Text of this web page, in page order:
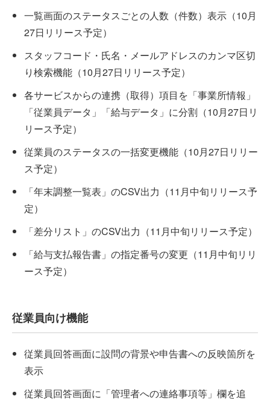
一覧画面のステータスごとの人数（件数）表示（10月
27日リリース予定）
スタッフコード・氏名・メールアドレスのカンマ区切
り検索機能（10月27日リリース予定）
各サービスからの連携（取得）項目を「事業所情報」
「従業員データ」「給与データ」に分割（10月27日リ
リース予定）
従業員のステータスの一括変更機能（10月27日リリー
ス予定）
「年末調整一覧表」のCSV出力（11月中旬リリース予
定）
「差分リスト」のCSV出力（11月中旬リリース予定）
「給与支払報告書」の指定番号の変更（11月中旬リリ
ース予定）
従業員向け機能
従業員回答画面に設問の背景や申告書への反映箇所を
表示
従業員回答画面に「管理者への連絡事項等」欄を追